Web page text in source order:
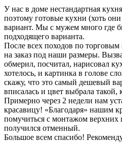
У нас в доме нестандартная
поэтому готовые кухни (хоть
вариант. Мы с мужем много где
подходящего варианта.
После всех походов по
на заказ под наши размеры.
обмерил, посчитал, нарисовал
хотелось, и картинка в голове
скажу, что это самый дешевый
вписалась и цвет выбрала такой,
Примерно через 2 недели нам
красавицу! «Благодаря» нашим
помучиться с монтажом верхних
получился отменный.
Большое всем спасибо!